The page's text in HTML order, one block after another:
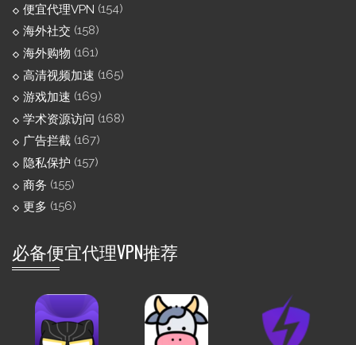
便宜代理VPN (154)
海外社交 (158)
海外购物 (161)
高清视频加速 (165)
游戏加速 (169)
学术资源访问 (168)
广告拦截 (167)
隐私保护 (157)
商务 (155)
更多 (156)
必备便宜代理VPN推荐